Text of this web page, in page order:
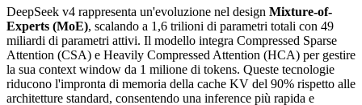
DeepSeek v4 rappresenta un'evoluzione nel design Mixture-of-
Experts (MoE), scalando a 1,6 trilioni di parametri totali con 49
miliardi di parametri attivi. Il modello integra Compressed Sparse
Attention (CSA) e Heavily Compressed Attention (HCA) per gestire
la sua context window da 1 milione di tokens. Queste tecnologie
riducono l'impronta di memoria della cache KV del 90% rispetto alle
architetture standard, consentendo una inference più rapida e